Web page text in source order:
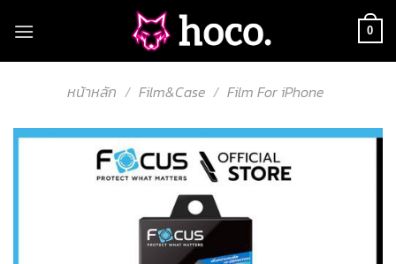
0
หน้าหลัก / Film&Case / Film For iPhone